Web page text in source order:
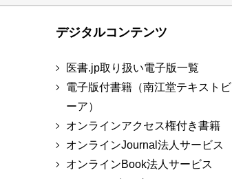
デジタルコンテンツ
医書.jp取り扱い電子版一覧
電子版付書籍（南江堂テキストビ
ーア）
オンラインアクセス権付き書籍
オンラインJournal法人サービス
オンラインBook法人サービス